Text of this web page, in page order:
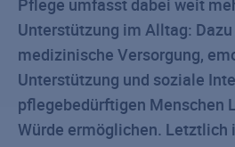
Pflege umfasst dabei weit
Unterstützung im Alltag:
medizinische Versorgung,
Unterstützung und soziale
pflegebedürftigen Menschen
Würde ermöglichen. Letztlich